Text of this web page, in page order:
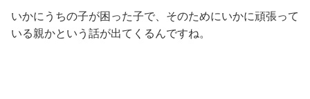
いかにうちの子が困った子で、そのためにいかに頑張って
いる親かという話が出てくるんですね。